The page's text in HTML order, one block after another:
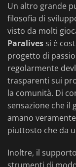
Un altro grande
filosofia di
visto da molti
Paralives si è
progetto di
regolarmente
trasparenti sui
la comunità. Di
sensazione che il
amano
piuttosto che da
Inoltre, il